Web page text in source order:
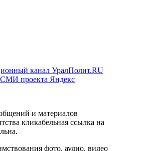
канал УралПолит.RU
СМИ проекта Яндекс
и материалов
кликабельная ссылка на
фото, аудио, видео